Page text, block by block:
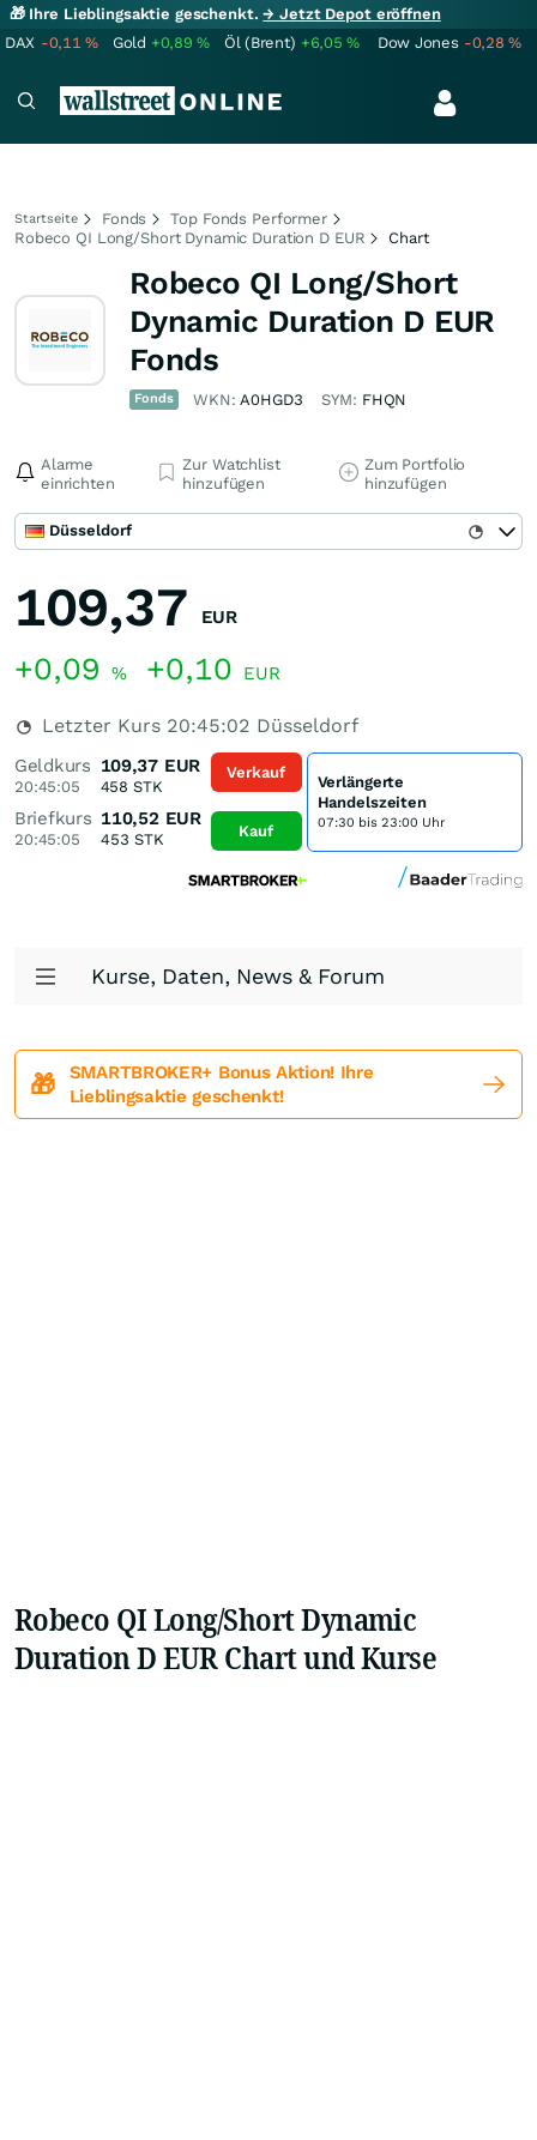
🎁 Ihre Lieblingsaktie geschenkt.→ Jetzt Depot eröffnen
DAX -0,11% Gold +0,89% Öl (Brent) +6,05% Dow Jones -0,28%
Startseite Fonds
Top Fonds Performer
Robeco QI Long/Short Dynamic Duration D EUR
Chart
Robeco QI Long/Short
Dynamic Duration D EUR
Fonds
Fonds WKN:A0HGD3 SYM: FHQN
Alarme
einrichten
Zur Watchlist
hinzufügen
Zum Portfolio
hinzufügen
Düsseldorf
109,37 EUR
+0,09 % +0,10 EUR
Letzter Kurs 20:45:02 Düsseldorf
Geldkurs
20:45:05
109,37 EUR
458 STK
Briefkurs
20:45:05
110,52 EUR
453 STK
Verkauf
Kauf
Verlängerte
Handelszeiten
07:30 bis 23:00 Uhr
Kurse, Daten, News & Forum
🎁
SMARTBROKER+ Bonus Aktion! Ihre
Lieblingsaktie geschenkt!
Robeco QI Long/Short Dynamic
Duration D EUR Chart und Kurse